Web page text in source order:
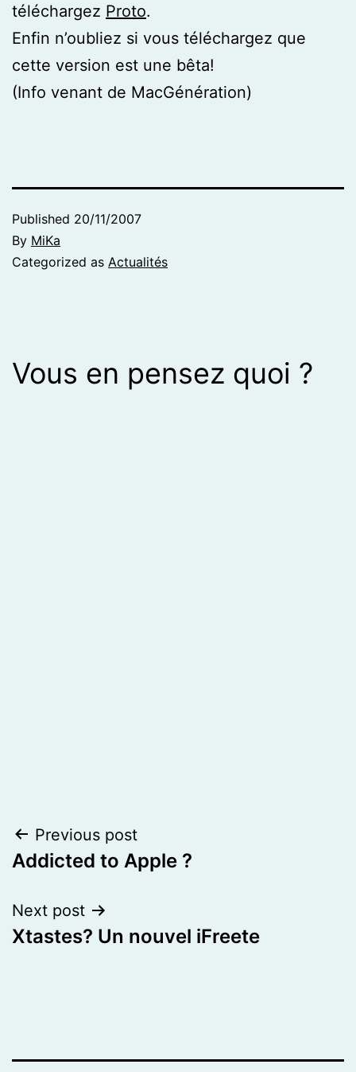
téléchargez Proto.
Enfin n’oubliez si vous téléchargez que
cette version est une bêta!
(Info venant de MacGénération)
Published 20/11/2007
By MiKa
Categorized as Actualités
Vous en pensez quoi ?
Post
navigation
Previous post
Addicted to Apple ?
Next post
Xtastes? Un nouvel iFreete